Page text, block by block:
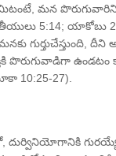
మన
5:14; యాకోబు
గుర్తుచేస్తుంది, దీని
పొరుగువాడిగా
10:25-27).
దుర్వినియోగానికి